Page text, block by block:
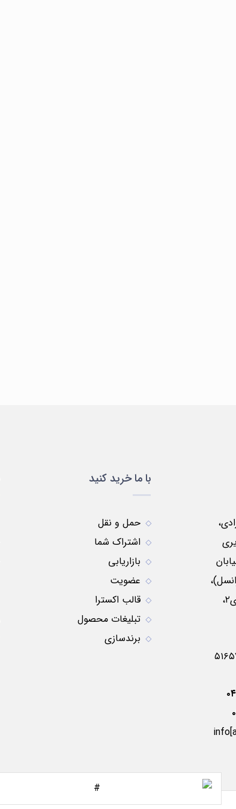
نبش کوچه موسوی۲،
با ما خرید کنید
حمل و نقل
اشتراک شما
بازاریابی
عضویت
قالب اکسترا
تبلیغات محصول
برندسازی